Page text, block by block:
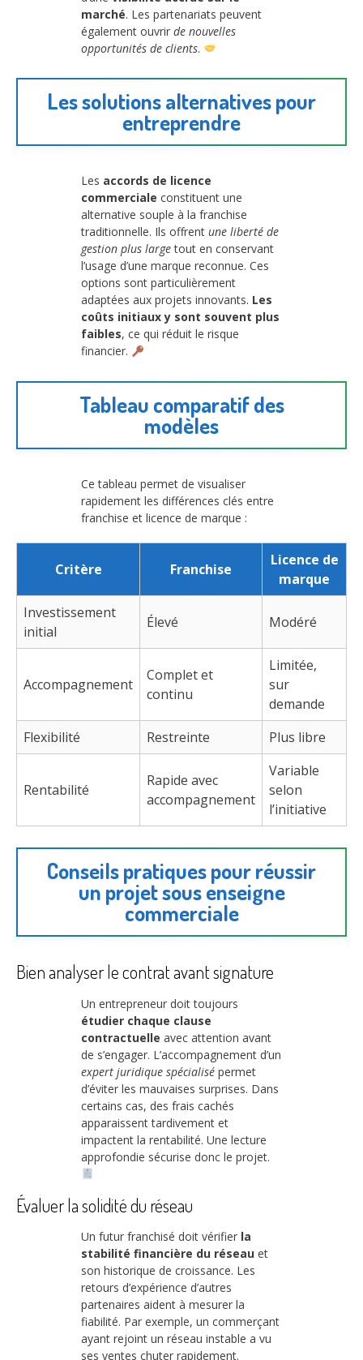
marché. Les partenariats peuvent
également ouvrir de nouvelles
opportunités de clients.
Les solutions alternatives pour
entreprendre
Les accords de licence
commerciale constituent une
alternative souple à la franchise
traditionnelle. Ils offrent une liberté de
gestion plus largetout en conservant
l’usage d’une marque reconnue. Ces
options sont particulièrement
adaptées aux projets innovants. Les
coûts initiaux y sont souvent plus
faibles, ce qui réduit le risque
financier.
Tableau comparatif des
modèles
Ce tableau permet de visualiser
rapidement les différences clés entre
franchise et licence de marque :
Critère Franchise
Licence de
marque
Investissement
initial
Élevé Modéré
Accompagnement
Complet et
continu
Limitée,
sur
demande
Flexibilité
Restreinte Plus libre
Rentabilité
Rapide avec
accompagnement
Variable
selon
l’initiative
Conseils pratiques pour réussir
un projet sous enseigne
commerciale
Bien analyser le contrat avant signature
Un entrepreneur doit toujours
étudier chaque clause
contractuelle avec attention avant
de s’engager. L’accompagnement d’un
expert juridique spécialisé permet
d’éviter les mauvaises surprises. Dans
certains cas, des frais cachés
apparaissent tardivement et
impactent la rentabilité. Une lecture
approfondie sécurise donc le projet.
Évaluer la solidité du réseau
Un futur franchisé doit vérifier la
stabilité financière du réseau et
son historique de croissance. Les
retours d’expérience d’autres
partenaires aident à mesurer la
fiabilité. Par exemple, un commerçant
ayant rejoint un réseau instable a vu
ses ventes chuter rapidement.